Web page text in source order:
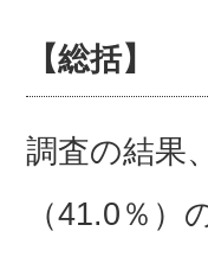
【総括】
調査の結果
（41.0％